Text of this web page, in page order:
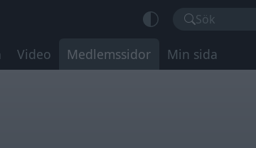
Sök
Video Medlemssidor Min sida